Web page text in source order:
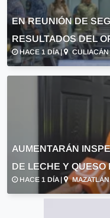
EN REUNIÓN DE
RESULTADOS DEL
HACE 1 DÍA | CULIACÁN
AUMENTARÁN
DE LECHE Y QUESO
HACE 1 DÍA |